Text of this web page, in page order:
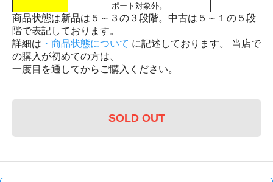
ポート対象外。
商品状態は新品は５～３の３段階。中古は５～１の５段
階で表記しております。
詳細は ・商品状態について に記述しております。 当店で
の購入が初めての方は、
一度目を通してからご購入ください。
SOLD OUT